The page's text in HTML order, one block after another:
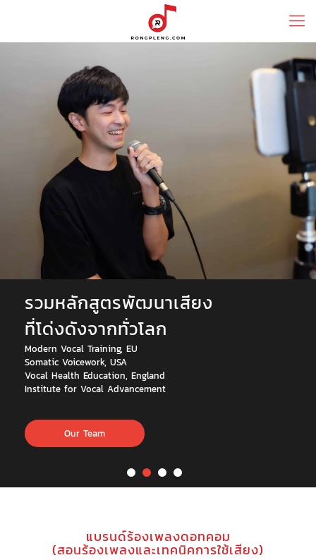
รวมหลักสูตรพัฒนาเสียง
ที่โด่งดังจากทั่วโลก
Modern Vocal Training, EU
Somatic Voicework, USA
Vocal Health Education, England
Institute for Vocal Advancement
Our Team
แบรนด์ร้องเพลงดอทคอม
(สอนร้องเพลงและเทคนิคการใช้เสียง)